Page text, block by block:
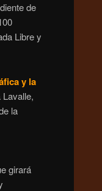
de
Libre y
y la
la
girará